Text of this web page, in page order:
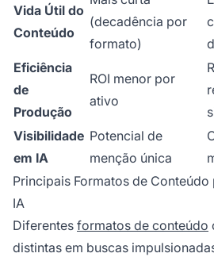
Vida Útil do
Conteúdo
(decadência por
formato)
Eficiência
de
Produção
ROI menor por
ativo
Visibilidade
em IA
Potencial de
menção única
Principais Formatos de
IA
Diferentes formatos de conteúdo
distintas em buscas